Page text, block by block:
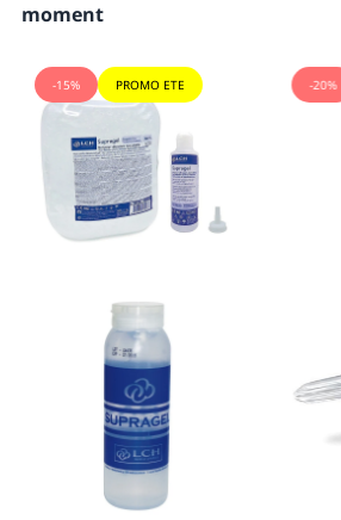
moment
-15% PROMO ETE -20%